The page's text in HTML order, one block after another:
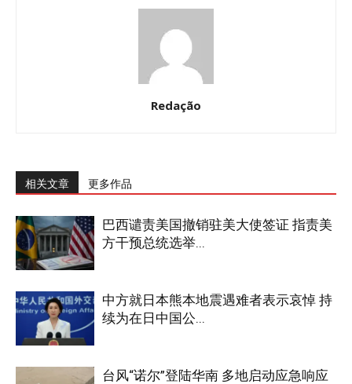
Redação
相关文章 更多作品
巴西谴责美国撤销驻美大使签证 指责美
方干预总统选举...
中方就日本熊本地震遇难者表示哀悼 持
续为在日中国公...
台风“诺尔”登陆华南 多地启动应急响应